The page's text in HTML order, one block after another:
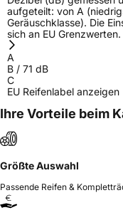
aufgeteilt: von A
Geräuschklasse). Die
sich an EU Grenzwerten.
A
B / 71 dB
C
EU Reifenlabel anzeigen
Ihre Vorteile beim
Größte Auswahl
Passende Reifen &